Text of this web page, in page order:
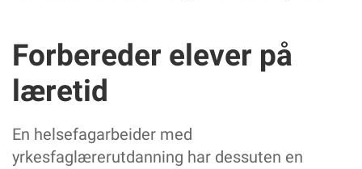
Forbereder elever på
læretid
En helsefagarbeider med
yrkesfaglærerutdanning har dessuten en